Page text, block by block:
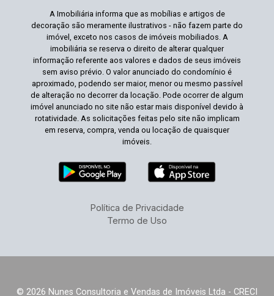
A Imobiliária informa que as mobílias e artigos de
decoração são meramente ilustrativos - não fazem parte do
imóvel, exceto nos casos de imóveis mobiliados. A
imobiliária se reserva o direito de alterar qualquer
informação referente aos valores e dados de seus imóveis
sem aviso prévio. O valor anunciado do condomínio é
aproximado, podendo ser maior, menor ou mesmo passível
de alteração no decorrer da locação. Pode ocorrer de algum
imóvel anunciado no site não estar mais disponível devido à
rotatividade. As solicitações feitas pelo site não implicam
em reserva, compra, venda ou locação de quaisquer
imóveis.
Política de Privacidade
Termo de Uso
© 2026 Nunes Consultoria e Vendas de Imóveis Ltda - CRECI